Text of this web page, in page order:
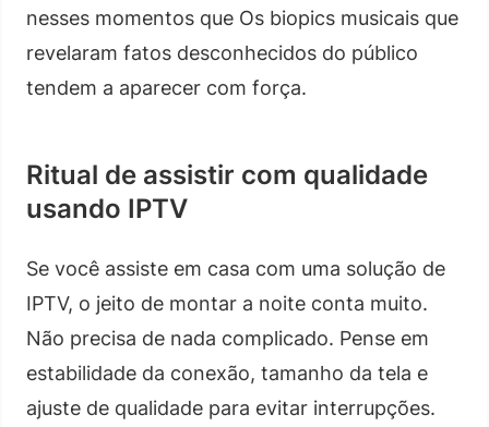
nesses momentos que Os biopics musicais que
revelaram fatos desconhecidos do público
tendem a aparecer com força.
Ritual de assistir com qualidade
usando IPTV
Se você assiste em casa com uma solução de
IPTV, o jeito de montar a noite conta muito.
Não precisa de nada complicado. Pense em
estabilidade da conexão, tamanho da tela e
ajuste de qualidade para evitar interrupções.